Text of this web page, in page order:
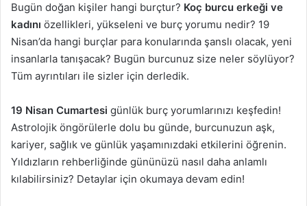
Bugün doğan kişiler hangi burçtur? Koç burcu erkeği ve
kadını özellikleri, yükseleni ve burç yorumu nedir? 19
Nisan’da hangi burçlar para konularında şanslı olacak, yeni
insanlarla tanışacak? Bugün burcunuz size neler söylüyor?
Tüm ayrıntıları ile sizler için derledik.
19 Nisan Cumartesi günlük burç yorumlarınızı keşfedin!
Astrolojik öngörülerle dolu bu günde, burcunuzun aşk,
kariyer, sağlık ve günlük yaşamınızdaki etkilerini öğrenin.
Yıldızların rehberliğinde gününüzü nasıl daha anlamlı
kılabilirsiniz? Detaylar için okumaya devam edin!